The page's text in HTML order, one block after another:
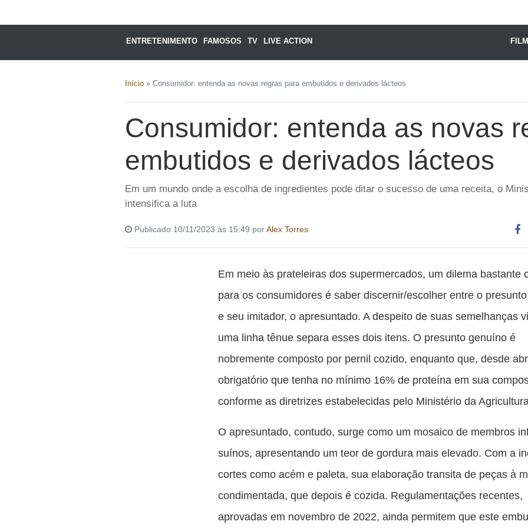
ENTRETENIMENTO FAMOSOS TV LIVE ACTION
Início » Consumidor: entenda as novas regras para embutidos e derivados lácteos
Consumidor: entenda as novas
embutidos e derivados lácteos
Em um mundo onde a escolha de ingredientes pode ditar o sucesso de uma receita, o
intensifica a luta
Publicado 10/11/2023 às 15:49 porAlex Torres
Em meio às prateleiras dos supermercados, um dilema bastante
para os consumidores é saber discernir/escolher entre o
e seu imitador, o apresuntado. A despeito de suas semelhanças
uma linha tênue separa esses dois itens. O presunto genuíno é
nobremente composto por pernil cozido, enquanto que, desde
obrigatório que tenha no mínimo 16% de proteína em sua
conforme as diretrizes estabelecidas pelo Ministério da
O apresuntado, contudo, surge como um mosaico de membros
suínos, apresentando um teor de gordura mais elevado. Com a
cortes como acém e paleta, sua elaboração transita de peças à
condimentada, que depois é cozida. Regulamentações recentes,
aprovadas em novembro de 2022, ainda permitem que este